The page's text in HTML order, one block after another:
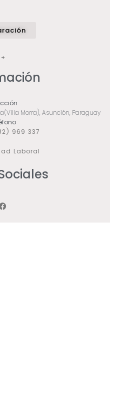
+
Morra), Asunción, Paraguay
969 337
Laboral